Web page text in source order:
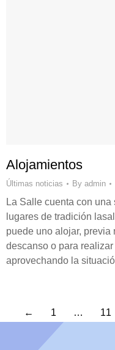
Alojamientos
Últimas noticias By admin
La Salle cuenta con
lugares de tradición
puede uno alojar, previa
descanso o para
aprovechando la
← 1 … 11